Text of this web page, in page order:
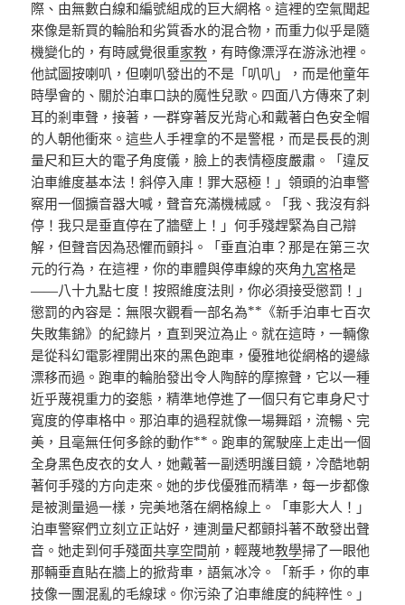
際、由無數白線和編號組成的巨大網格。這裡的空氣聞起
來像是新買的輪胎和劣質香水的混合物，而重力似乎是隨
機變化的，有時感覺很重家教 ，有時像漂浮在游泳池裡。
他試圖按喇叭，但喇叭發出的不是「叭叭」，而是他童年
時學會的、關於泊車口訣的魔性兒歌。四面八方傳來了刺
耳的剎車聲，接著，一群穿著反光背心和戴著白色安全帽
的人朝他衝來。這些人手裡拿的不是警棍，而是長長的測
量尺和巨大的電子角度儀，臉上的表情極度嚴肅。「違反
泊車維度基本法！斜停入庫！罪大惡極！」領頭的泊車警
察用一個擴音器大喊，聲音充滿機械感。「我、我沒有斜
停！我只是垂直停在了牆壁上！」何手殘趕緊為自己辯
解，但聲音因為恐懼而顫抖。「垂直泊車？那是在第三次
元的行為，在這裡，你的車體與停車線的夾角九宮格是
——八十九點七度！按照維度法則，你必須接受懲罰！」
懲罰的內容是：無限次觀看一部名為**《新手泊車七百次
失敗集錦》的紀錄片，直到哭泣為止。就在這時，一輛像
是從科幻電影裡開出來的黑色跑車，優雅地從網格的邊緣
漂移而過。跑車的輪胎發出令人陶醉的摩擦聲，它以一種
近乎蔑視重力的姿態，精準地停進了一個只有它車身尺寸
寬度的停車格中。那泊車的過程就像一場舞蹈，流暢、完
美，且毫無任何多餘的動作**。跑車的駕駛座上走出一個
全身黑色皮衣的女人，她戴著一副透明護目鏡，冷酷地朝
著何手殘的方向走來。她的步伐優雅而精準，每一步都像
是被測量過一樣，完美地落在網格線上。「車影大人！」
泊車警察們立刻立正站好，連測量尺都顫抖著不敢發出聲
音。她走到何手殘面共享空間前，輕蔑地教學掃了一眼他
那輛垂直貼在牆上的掀背車，語氣冰冷。「新手，你的車
技像一團混亂的毛線球。你污染了泊車維度的純粹性。」